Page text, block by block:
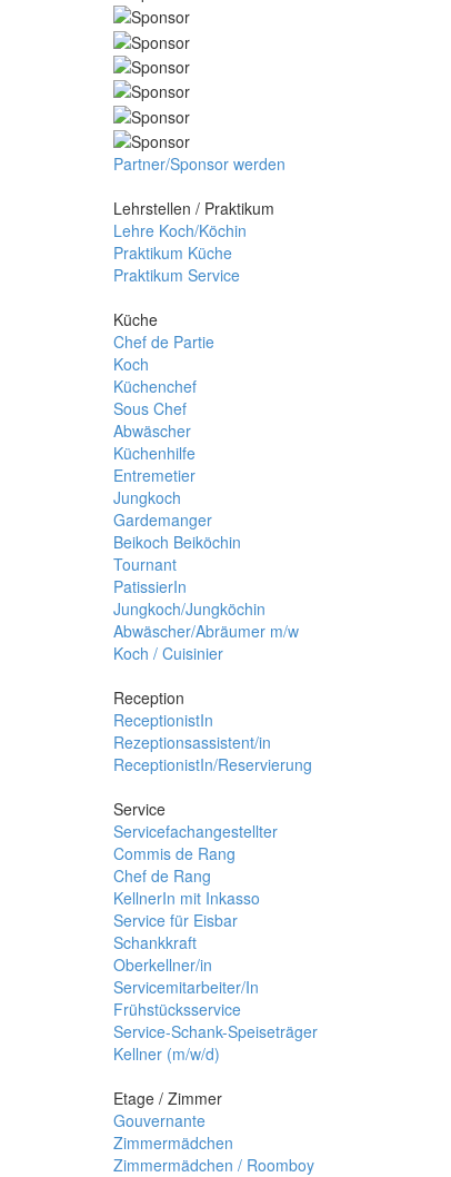
Partner/Sponsor werden
Lehrstellen / Praktikum
Lehre Koch/Köchin
Praktikum Küche
Praktikum Service
Küche
Chef de Partie
Koch
Küchenchef
Sous Chef
Abwäscher
Küchenhilfe
Entremetier
Jungkoch
Gardemanger
Beikoch Beiköchin
Tournant
PatissierIn
Jungkoch/Jungköchin
Abwäscher/Abräumer m/w
Koch / Cuisinier
Reception
ReceptionistIn
Rezeptionsassistent/in
ReceptionistIn/Reservierung
Service
Servicefachangestellter
Commis de Rang
Chef de Rang
KellnerIn mit Inkasso
Service für Eisbar
Schankkraft
Oberkellner/in
Servicemitarbeiter/In
Frühstücksservice
Service-Schank-Speiseträger
Kellner (m/w/d)
Etage / Zimmer
Gouvernante
Zimmermädchen
Zimmermädchen / Roomboy